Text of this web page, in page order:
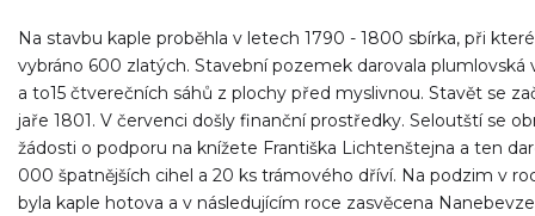
Na stavbu kaple proběhla v letech 1790 - 1800 sbírka, při
vybráno 600 zlatých. Stavební pozemek darovala plumlovská
a to15 čtverečních sáhů z plochy před myslivnou. Stavět se
jaře 1801. V červenci došly finanční prostředky. Seloutští se
žádosti o podporu na knížete Františka Lichtenštejna a ten
000 špatnějších cihel a 20 ks trámového dříví. Na podzim v
byla kaple hotova a v následujícím roce zasvěcena